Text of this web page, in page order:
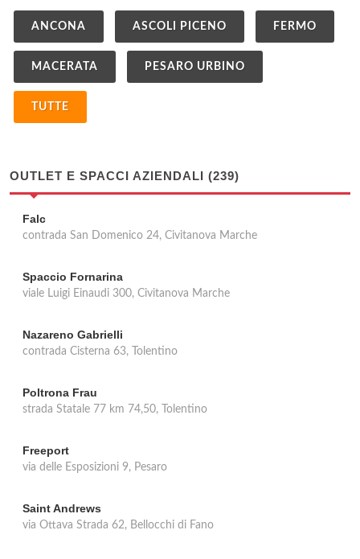
ANCONA ASCOLI PICENO FERMO
MACERATA PESARO URBINO
TUTTE
OUTLET E SPACCI AZIENDALI (239)
Falc
contrada San Domenico 24, Civitanova Marche
Spaccio Fornarina
viale Luigi Einaudi 300, Civitanova Marche
Nazareno Gabrielli
contrada Cisterna 63, Tolentino
Poltrona Frau
strada Statale 77 km 74,50, Tolentino
Freeport
via delle Esposizioni 9, Pesaro
Saint Andrews
via Ottava Strada 62, Bellocchi di Fano